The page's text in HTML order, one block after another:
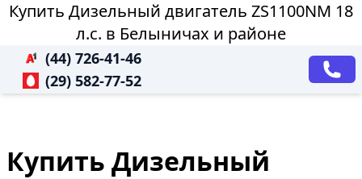
Купить Дизельный двигатель ZS1100NM 18
л.с. в Белыничах и районе
(44) 726-41-46
(29) 582-77-52
Купить Дизельный